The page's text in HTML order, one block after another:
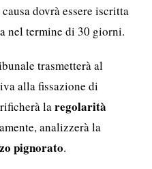
dovrà essere iscritta
nel termine di 30 giorni.
trasmetterà al
alla fissazione di
laregolarità
analizzerà la
pignorato.